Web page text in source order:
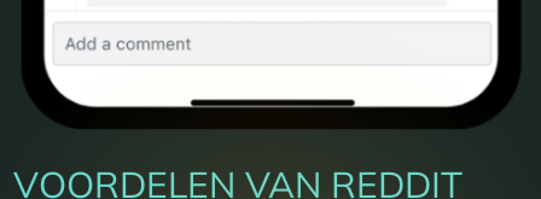
VOORDELEN VAN REDDIT